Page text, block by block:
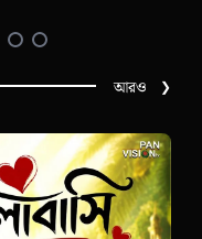
আরও ❯